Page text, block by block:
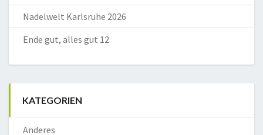
Nadelwelt Karlsruhe 2026
Ende gut, alles gut 12
KATEGORIEN
Anderes